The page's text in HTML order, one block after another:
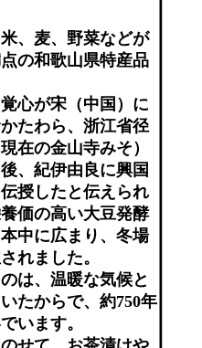
、麦、野菜などが
の和歌山県特産品
心が宋（中国）に
たわら、浙江省径
在の金山寺みそ）
、紀伊由良に興国
授したと伝えられ
価の高い大豆発酵
中に広まり、冬場
れました。
は、温暖な気候と
たからで、約750年
います。